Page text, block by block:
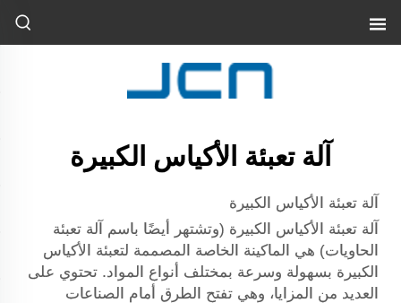
آلة تعبئة الأكياس الكبيرة
آلة تعبئة الأكياس الكبيرة
آلة تعبئة الأكياس الكبيرة (وتشتهر أيضًا باسم آلة تعبئة
الحاويات) هي الماكينة الخاصة المصممة لتعبئة الأكياس
الكبيرة بسهولة وسرعة بمختلف أنواع المواد. تحتوي على
العديد من المزايا، وهي تفتح الطرق أمام الصناعات